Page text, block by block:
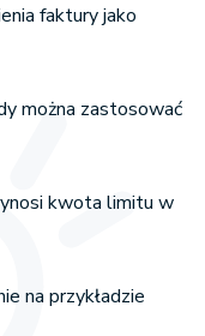
faktury jako
można zastosować
kwota limitu w
na przykładzie